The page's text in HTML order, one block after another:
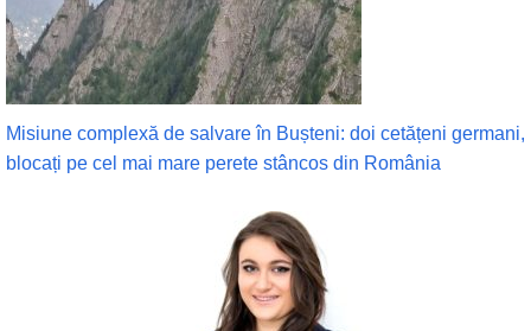
Misiune complexă de salvare în Bușteni: doi cetățeni germani,
blocați pe cel mai mare perete stâncos din România